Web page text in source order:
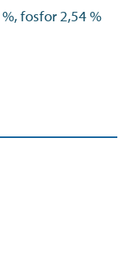
fosfor 2,54 %